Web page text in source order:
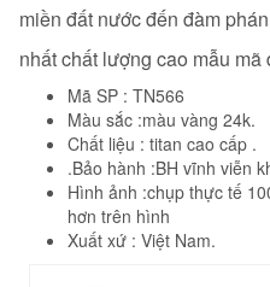
miền đất nước đến đàm
nhất chất lượng cao mẫu mã
Mã SP : TN566
Màu sắc :màu vàng 24k.
Chất liệu : titan cao cấp .
.Bảo hành :BH vĩnh viễn
Hình ảnh :chụp thực tế
hơn trên hình
Xuất xứ : Việt Nam.